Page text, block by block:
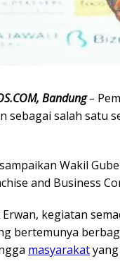
Bandung–
sebagai salah satu
Wakil
and Business
kegiatan
bertemunya
masyarakat